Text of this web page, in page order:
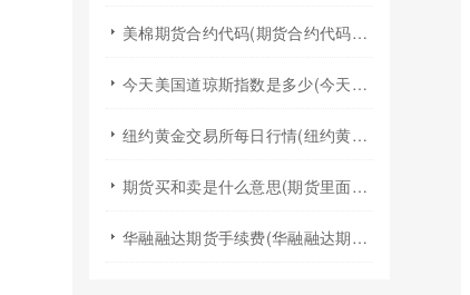
美棉期货合约代码(期货合约代码什么意思)
今天美国道琼斯指数是多少(今天美国股票指数)
纽约黄金交易所每日行情(纽约黄金期货实时行情)
期货买和卖是什么意思(期货里面的买和卖是什么意思)
华融融达期货手续费(华融融达期货手续费收费标准)